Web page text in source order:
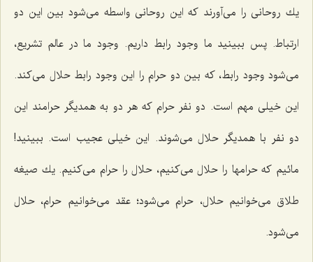
یك روحانى را مى‌آورند كه این روحانى واسطه مى‌شود بین این دو
ارتباط. پس ببینید ما وجود رابط داریم. وجود ما در عالم تشریع،
مى‌شود وجود رابط، كه بین دو حرام را این وجود رابط حلال مى‌كند.
این خیلى مهم است. دو نفر حرام كه هر دو به همدیگر حرامند این
دو نفر با همدیگر حلال مى‌شوند. این خیلى عجیب است. ببینید!
مائیم كه حرامها را حلال مى‌كنیم، حلال را حرام مى‌كنیم. یك صیغه
طلاق مى‌خوانیم حلال، حرام مى‌شود؛ عقد مى‌خوانیم حرام، حلال
مى‌شود.